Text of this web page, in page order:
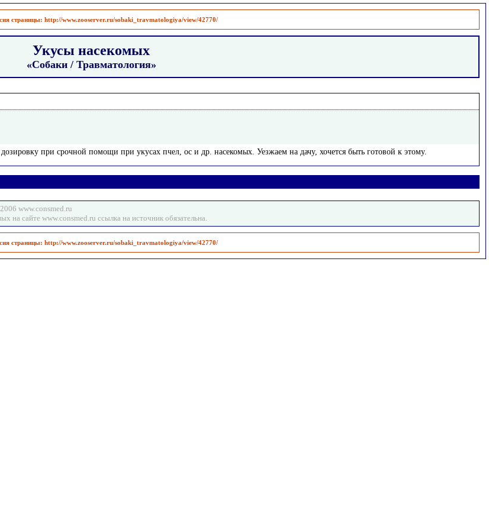
страницы: http://www.zooserver.ru/sobaki_travmatologiya/view/42770/
Укусы насекомых
«Собаки / Травматология»
при срочной помощи при укусах пчел, ос и др. насекомых. Уезжаем на дачу, хочется быть готовой к этому.
www.consmed.ru
на сайте www.consmed.ru ссылка на источник обязательна.
страницы: http://www.zooserver.ru/sobaki_travmatologiya/view/42770/